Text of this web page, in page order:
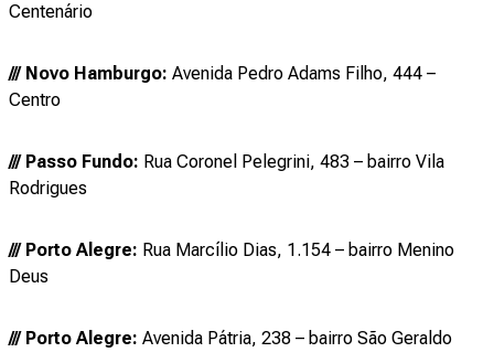
Centenário
/// Novo Hamburgo: Avenida Pedro Adams Filho, 444 –
Centro
/// Passo Fundo: Rua Coronel Pelegrini, 483 – bairro Vila
Rodrigues
/// Porto Alegre: Rua Marcílio Dias, 1.154 – bairro Menino
Deus
/// Porto Alegre: Avenida Pátria, 238 – bairro São Geraldo